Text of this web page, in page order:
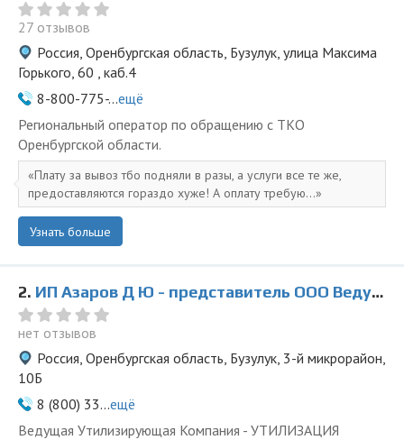
27 отзывов
Россия, Оренбургская область, Бузулук, улица Максима
Горького, 60 , каб.4
8-800-775-...ещё
Региональный оператор по обращению с ТКО
Оренбургской области.
Плату за вывоз тбо подняли в разы, а услуги все те же,
предоставляются гораздо хуже! А оплату требую...
Узнать больше
2. ИП Азаров Д Ю - представитель ООО Ведущая Утилизирующая Компания
нет отзывов
Россия, Оренбургская область, Бузулук, 3-й микрорайон,
10Б
8 (800) 33...ещё
Ведущая Утилизирующая Компания - УТИЛИЗАЦИЯ